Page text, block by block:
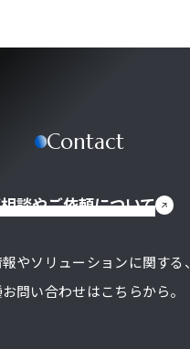
Contact
談やご依頼について
やソリューションに関する、
問い合わせはこちらから。